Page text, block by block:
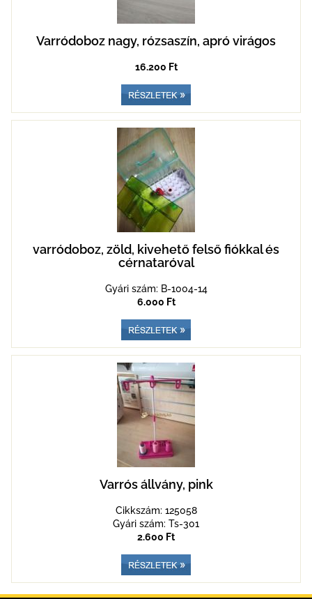
Varródoboz nagy, rózsaszín, apró virágos
16.200 Ft
varródoboz, zöld, kivehető felső fiókkal és
cérnataróval
Gyári szám: B-1004-14
6.000 Ft
Varrós állvány, pink
Cikkszám: 125058
Gyári szám: Ts-301
2.600 Ft